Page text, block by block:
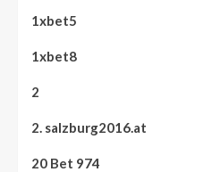
1xbet5
1xbet8
2
2. salzburg2016.at
20 Bet 974